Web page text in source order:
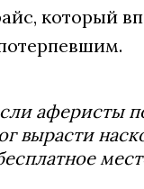
который
аферисты
вырасти